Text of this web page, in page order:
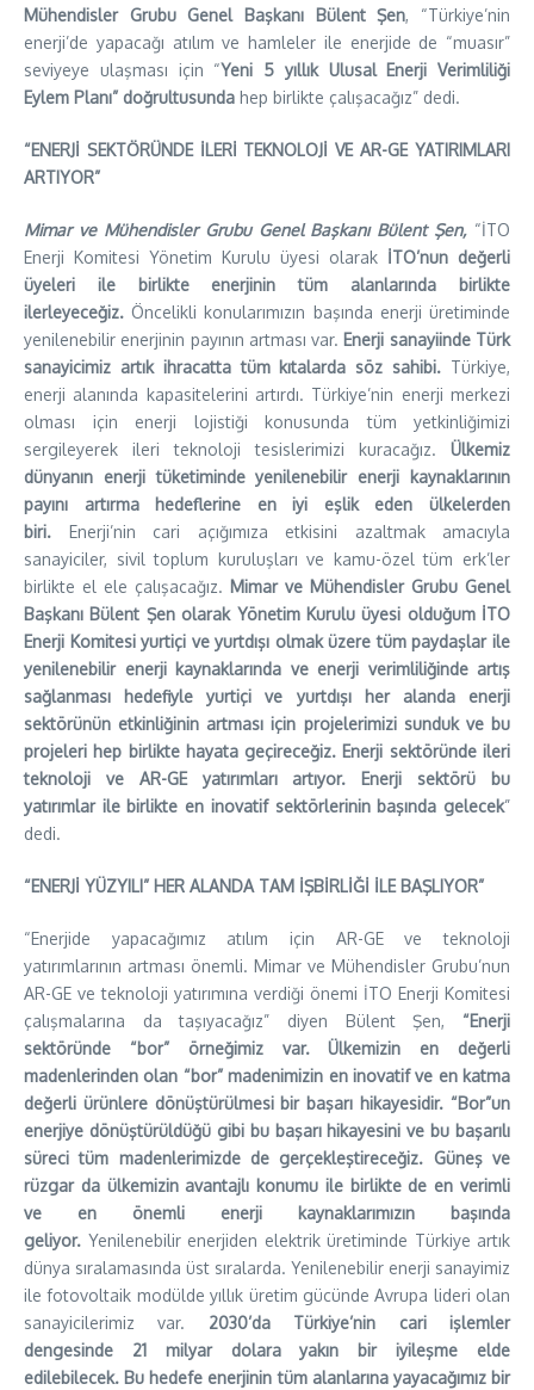
Mühendisler Grubu Genel Başkanı Bülent Şen, “Türkiye’nin
enerji’de yapacağı atılım ve hamleler ile enerjide de “muasır”
seviyeye ulaşması için “Yeni 5 yıllık Ulusal Enerji Verimliliği
Eylem Planı” doğrultusunda hep birlikte çalışacağız” dedi.
“ENERJİ SEKTÖRÜNDE İLERİ TEKNOLOJİ VE AR-GE YATIRIMLARI
ARTIYOR”
Mimar ve Mühendisler Grubu Genel Başkanı Bülent Şen,“İTO
Enerji Komitesi Yönetim Kurulu üyesi olarak İTO’nun değerli
üyeleri ile birlikte enerjinin tüm alanlarında birlikte
ilerleyeceğiz. Öncelikli konularımızın başında enerji üretiminde
yenilenebilir enerjinin payının artması var. Enerji sanayiinde Türk
sanayicimiz artık ihracatta tüm kıtalarda söz sahibi. Türkiye,
enerji alanında kapasitelerini artırdı. Türkiye’nin enerji merkezi
olması için enerji lojistiği konusunda tüm yetkinliğimizi
sergileyerek ileri teknoloji tesislerimizi kuracağız. Ülkemiz
dünyanın enerji tüketiminde yenilenebilir enerji kaynaklarının
payını artırma hedeflerine en iyi eşlik eden ülkelerden
biri. Enerji’nin cari açığımıza etkisini azaltmak amacıyla
sanayiciler, sivil toplum kuruluşları ve kamu-özel tüm erk’ler
birlikte el ele çalışacağız. Mimar ve Mühendisler Grubu Genel
Başkanı Bülent Şen olarak Yönetim Kurulu üyesi olduğum İTO
Enerji Komitesi yurtiçi ve yurtdışı olmak üzere tüm paydaşlar ile
yenilenebilir enerji kaynaklarında ve enerji verimliliğinde artış
sağlanması hedefiyle yurtiçi ve yurtdışı her alanda enerji
sektörünün etkinliğinin artması için projelerimizi sunduk ve bu
projeleri hep birlikte hayata geçireceğiz. Enerji sektöründe ileri
teknoloji ve AR-GE yatırımları artıyor. Enerji sektörü bu
yatırımlar ile birlikte en inovatif sektörlerinin başında gelecek”
dedi.
“ENERJİ YÜZYILI” HER ALANDA TAM İŞBİRLİĞİ İLE BAŞLIYOR”
“Enerjide yapacağımız atılım için AR-GE ve teknoloji
yatırımlarının artması önemli. Mimar ve Mühendisler Grubu’nun
AR-GE ve teknoloji yatırımına verdiği önemi İTO Enerji Komitesi
çalışmalarına da taşıyacağız” diyen Bülent Şen, “Enerji
sektöründe “bor” örneğimiz var. Ülkemizin en değerli
madenlerinden olan “bor” madenimizin en inovatif ve en katma
değerli ürünlere dönüştürülmesi bir başarı hikayesidir. “Bor”un
enerjiye dönüştürüldüğü gibi bu başarı hikayesini ve bu başarılı
süreci tüm madenlerimizde de gerçekleştireceğiz. Güneş ve
rüzgar da ülkemizin avantajlı konumu ile birlikte de en verimli
ve en önemli enerji kaynaklarımızın başında
geliyor. Yenilenebilir enerjiden elektrik üretiminde Türkiye artık
dünya sıralamasında üst sıralarda. Yenilenebilir enerji sanayimiz
ile fotovoltaik modülde yıllık üretim gücünde Avrupa lideri olan
sanayicilerimiz var. 2030’da Türkiye’nin cari işlemler
dengesinde 21 milyar dolara yakın bir iyileşme elde
edilebilecek. Bu hedefe enerjinin tüm alanlarına yayacağımız bir